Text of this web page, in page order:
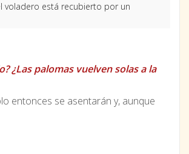
voladero está recubierto por un
¿Las palomas vuelven solas a la
entonces se asentarán y, aunque